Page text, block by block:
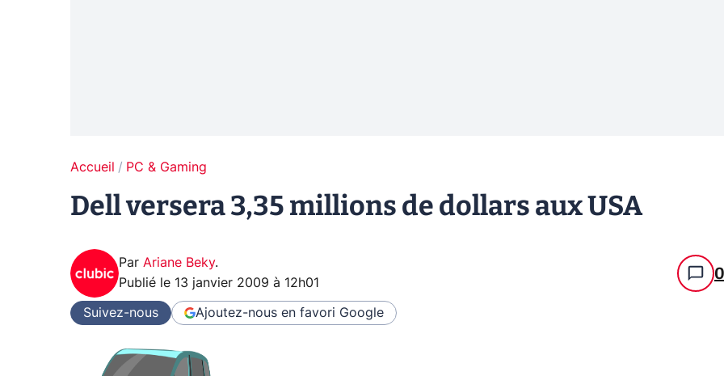
Accueil PC & Gaming
Dell versera 3,35 millions de dollars aux USA
Par Ariane Beky.
Publié le 13 janvier 2009 à 12h01 0
Suivez-nous Ajoutez-nous en favori Google